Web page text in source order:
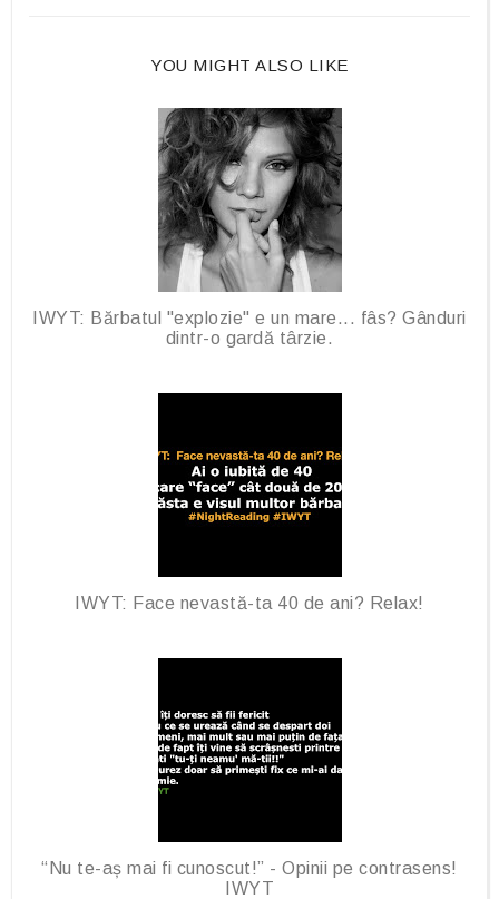
YOU MIGHT ALSO LIKE
IWYT: Bărbatul "explozie" e un mare... fâs? Gânduri
dintr-o gardă târzie.
IWYT: Face nevastă-ta 40 de ani? Relax!
“Nu te-aș mai fi cunoscut!” - Opinii pe contrasens!
IWYT